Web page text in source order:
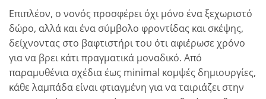
Επιπλέον, ο νονός προσφέρει όχι μόνο ένα ξεχωριστό
δώρο, αλλά και ένα σύμβολο φροντίδας και σκέψης,
δείχνοντας στο βαφτιστήρι του ότι αφιέρωσε χρόνο
για να βρει κάτι πραγματικά μοναδικό. Από
παραμυθένια σχέδια έως minimal κομψές δημιουργίες,
κάθε λαμπάδα είναι φτιαγμένη για να ταιριάζει στην